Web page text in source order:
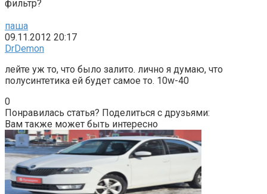
фильтр?
паша
09.11.2012 20:17
DrDemon
лейте уж то, что было залито. лично я думаю, что
полусинтетика ей будет самое то. 10w-40
0
Понравилась статья? Поделиться с друзьями:
Вам также может быть интересно